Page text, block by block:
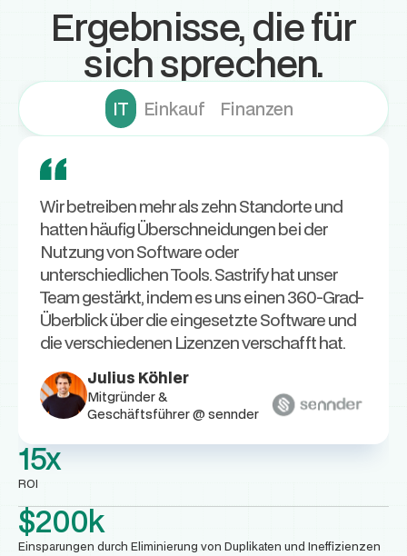
Ergebnisse, die für
sich sprechen.
IT Einkauf Finanzen
15x
ROI
$200k
Einsparungen durch Eliminierung von Duplikaten und Ineffizienzen
Wir betreiben mehr als zehn Standorte und
hatten häufig Überschneidungen bei der
Nutzung von Software oder
unterschiedlichen Tools. Sastrify hat unser
Team gestärkt, indem es uns einen 360-Grad-
Überblick über die eingesetzte Software und
die verschiedenen Lizenzen verschafft hat.
Julius Köhler
Mitgründer &
Geschäftsführer @ sennder